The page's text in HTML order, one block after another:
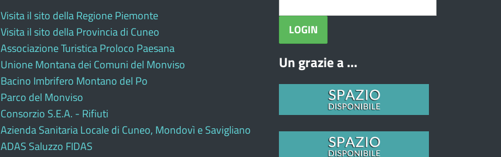
Visita il sito della Regione Piemonte
Visita il sito della Provincia di Cuneo
Associazione Turistica Proloco Paesana
Unione Montana dei Comuni del Monviso
Bacino Imbrifero Montano del Po
Parco del Monviso
Consorzio S.E.A. - Rifiuti
Azienda Sanitaria Locale di Cuneo, Mondovì e Savigliano
ADAS Saluzzo FIDAS
Un grazie a ...